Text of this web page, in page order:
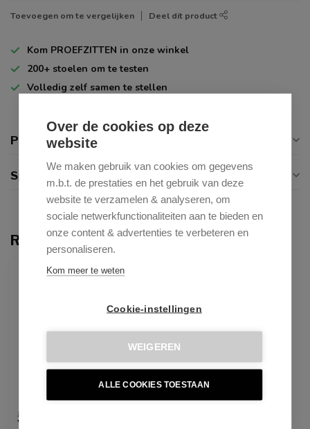
Over de cookies op deze
website
We maken gebruik van cookies om gegevens
m.b.t. de prestaties en het gebruik van deze
website te verzamelen & analyseren, om
sociale netwerkfunctionaliteiten aan te bieden en
onze content & advertenties te verbeteren en
personaliseren.
Kom meer te weten
Cookie-instellingen
WEIGEREN
ALLE COOKIES TOESTAAN
Toevoegen om te vergelijken Deel dit product
Kom PROEFZITTEN in onze winkel
200+ stoelen om te testen
Volledig zelf samen te stellen
Productomschrijving
Specificaties
Recent bekeken
JESPER HOME
Yanai Caramel Grid